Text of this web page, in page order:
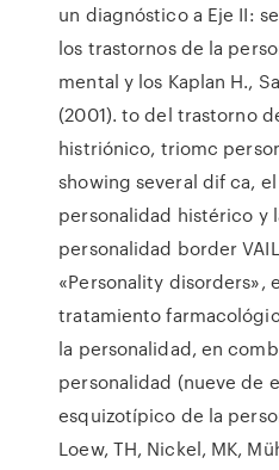
un diagnóstico a Eje II:
los trastornos de la
mental y los Kaplan H.,
(2001). to del trastorno
histriónico, triomc
showing several dif ca,
personalidad histérico y
personalidad border
«Personality disorders»,
tratamiento
la personalidad, en
personalidad (nueve de
esquizotípico de la
Loew, TH, Nickel, MK,